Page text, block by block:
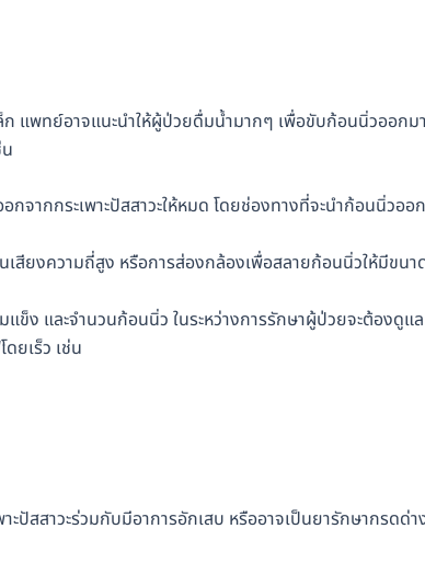
ก แพทย์อาจแนะนำให้ผู้ป่วยดื่มน้ำมากๆ เพื่อขับก้อนนิ่วออกม
ากกระเพาะปัสสาวะให้หมด โดยช่องทางที่จะนำก้อนนิ่วออ
เสียงความถี่สูง หรือการส่องกล้องเพื่อสลายก้อนนิ่วให้มีขนา
ข็ง และจำนวนก้อนนิ่ว ในระหว่างการรักษาผู้ป่วยจะต้องดูแล
ยเร็ว เช่น
ปัสสาวะร่วมกับมีอาการอักเสบ หรืออาจเป็นยารักษากรดด่า